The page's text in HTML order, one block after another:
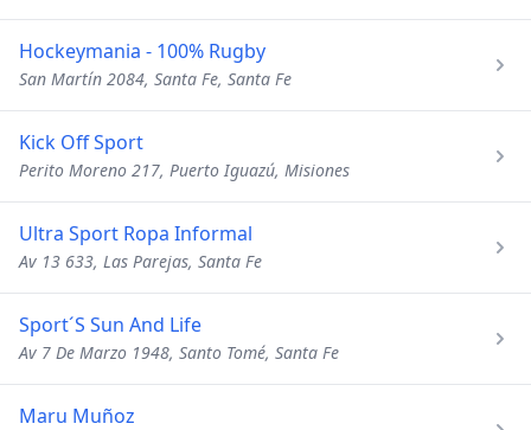
Hockeymania - 100% Rugby
San Martín 2084, Santa Fe, Santa Fe
Kick Off Sport
Perito Moreno 217, Puerto Iguazú, Misiones
Ultra Sport Ropa Informal
Av 13 633, Las Parejas, Santa Fe
Sport´S Sun And Life
Av 7 De Marzo 1948, Santo Tomé, Santa Fe
Maru Muñoz